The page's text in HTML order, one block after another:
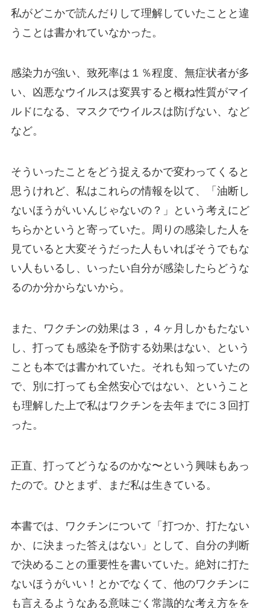
私がどこかで読んだりして理解していたことと違
うことは書かれていなかった。
感染力が強い、致死率は１％程度、無症状者が多
い、凶悪なウイルスは変異すると概ね性質がマイ
ルドになる、マスクでウイルスは防げない、など
など。
そういったことをどう捉えるかで変わってくると
思うけれど、私はこれらの情報を以て、「油断し
ないほうがいいんじゃないの？」という考えにど
ちらかというと寄っていた。周りの感染した人を
見ていると大変そうだった人もいればそうでもな
い人もいるし、いったい自分が感染したらどうな
るのか分からないから。
また、ワクチンの効果は３，４ヶ月しかもたない
し、打っても感染を予防する効果はない、という
ことも本では書かれていた。それも知っていたの
で、別に打っても全然安心ではない、ということ
も理解した上で私はワクチンを去年までに３回打
った。
正直、打ってどうなるのかな〜という興味もあっ
たので。ひとまず、まだ私は生きている。
本書では、ワクチンについて「打つか、打たない
か、に決まった答えはない」として、自分の判断
で決めることの重要性を書いていた。絶対に打た
ないほうがいい！とかでなくて、他のワクチンに
も言えるようなある意味ごく常識的な考え方をを